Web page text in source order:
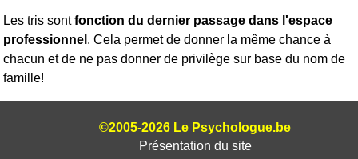
Les tris sontfonction du dernier passage dans l'espace
professionnel . Cela permet de donner la même chance à
chacun et de ne pas donner de privilège sur base du nom de
famille!
©2005-2026 Le Psychologue.be
Présentation du site